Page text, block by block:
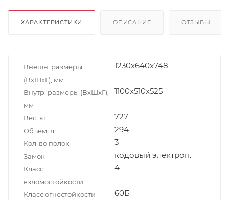
ХАРАКТЕРИСТИКИ ОПИСАНИЕ ОТЗЫВЫ
Внешн. размеры
(ВxШxГ), мм
1230x640x748
Внутр. размеры (ВxШxГ),
мм
1100x510x525
Вес, кг 727
Объем, л 294
Кол-во полок 3
Замок кодовый электрон.
Класс
взломостойкости
4
Класс огнестойкости 60Б